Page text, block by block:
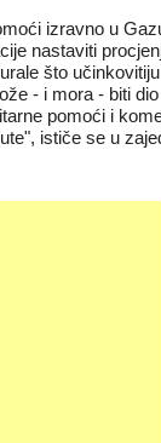
izravno u
nastaviti
što
- i mora - biti
pomoći i
ističe se u